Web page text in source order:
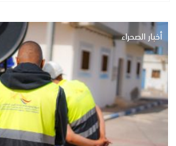
أخبار الصحراء